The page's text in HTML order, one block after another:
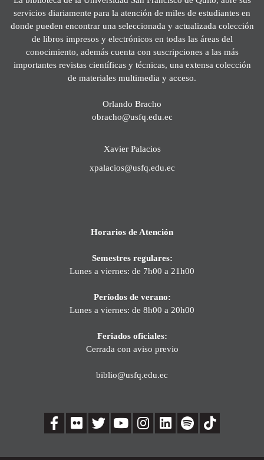
servicios diariamente para la atención de miles de estudiantes en
donde pueden encontrar una seleccionada y actualizada colección
de libros impresos y electrónicos en todas las áreas del
conocimiento, además cuenta con suscripciones a las más
importantes revistas científicas y técnicas, una extensa colección
de materiales multimedia y acceso.
Orlando Bracho
obracho@usfq.edu.ec
Xavier Palacios
xpalacios@usfq.edu.ec
Horarios de Atención
Semestres regulares:
Lunes a viernes: de 7h00 a 21h00
Períodos de verano:
Lunes a viernes: de 8h00 a 20h00
Feriados oficiales:
Cerrada con aviso previo
biblio@usfq.edu.ec